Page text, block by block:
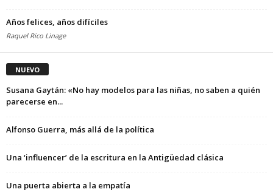
Años felices, años difíciles
Raquel Rico Linage
NUEVO
Susana Gaytán: «No hay modelos para las niñas, no saben a quién
parecerse en...
Alfonso Guerra, más allá de la política
Una ‘influencer’ de la escritura en la Antigüedad clásica
Una puerta abierta a la empatía